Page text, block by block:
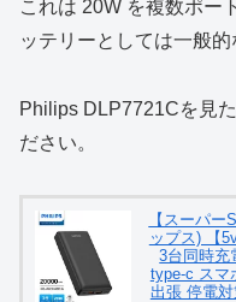
これは 20W を複数ポー
ッテリーとしては一般的
Philips DLP7721Cを見
ださい。
【スーパ
ップス) 【
3台同時充
type-c スマ
出張 停電